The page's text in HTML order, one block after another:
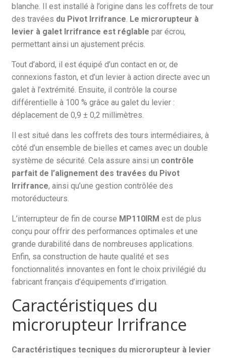
blanche. Il est installé à l’origine dans les coffrets de tour
des travées du Pivot Irrifrance. Le microrupteur à
levier à galet Irrifrance est réglable par écrou,
permettant ainsi un ajustement précis.
Tout d’abord, il est équipé d’un contact en or, de
connexions faston, et d’un levier à action directe avec un
galet à l’extrémité. Ensuite, il contrôle la course
différentielle à 100 % grâce au galet du levier :
déplacement de 0,9 ± 0,2 millimètres.
Il est situé dans les coffrets des tours intermédiaires, à
côté d’un ensemble de bielles et cames avec un double
système de sécurité. Cela assure ainsi un contrôle
parfait de l’alignement des travées du Pivot
Irrifrance, ainsi qu’une gestion contrôlée des
motoréducteurs.
L’interrupteur de fin de course MP110IRM est de plus
conçu pour offrir des performances optimales et une
grande durabilité dans de nombreuses applications.
Enfin, sa construction de haute qualité et ses
fonctionnalités innovantes en font le choix privilégié du
fabricant français d’équipements d’irrigation.
Caractéristiques du
microrupteur Irrifrance
Caractéristiques tecniques du microrupteur à levier